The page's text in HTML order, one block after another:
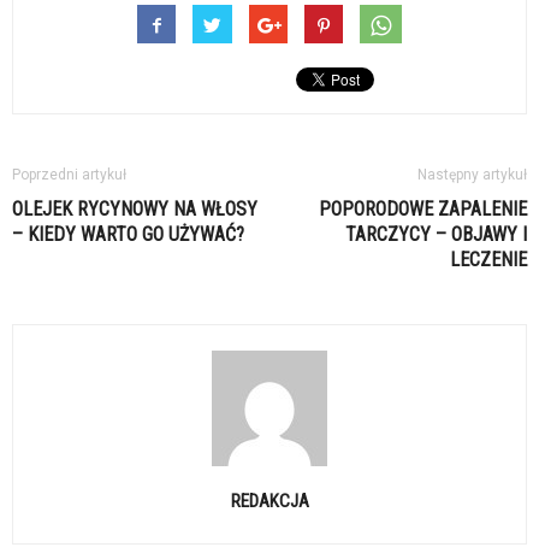
Poprzedni artykuł
OLEJEK RYCYNOWY NA WŁOSY
– KIEDY WARTO GO UŻYWAĆ?
Następny artykuł
POPORODOWE ZAPALENIE
TARCZYCY – OBJAWY I
LECZENIE
REDAKCJA